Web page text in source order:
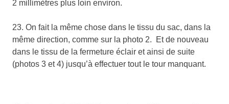
2 millimètres plus loin environ.
23. On fait la même chose dans le tissu du sac, dans la
même direction, comme sur la photo 2. Et de nouveau
dans le tissu de la fermeture éclair et ainsi de suite
(photos 3 et 4) jusqu’à effectuer tout le tour manquant.